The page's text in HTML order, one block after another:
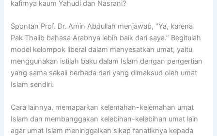
kafirnya kaum Yahudi dan Nasrani?
Spontan Prof. Dr. Amin Abdullah menjawab, “Ya, karena
Pak Thalib bahasa Arabnya lebih baik dari saya.” Begitulah
model kelompok liberal dalam menyesatkan umat, yaitu
menggunakan istilah baku dalam Islam dengan pengertian
yang sama sekali berbeda dari yang dimaksud oleh umat
Islam sendiri.
Cara lainnya, memaparkan kelemahan-kelemahan umat
Islam dan membanggakan kelebihan-kelebihan umat lain
agar umat Islam meninggalkan sikap fanatiknya kepada